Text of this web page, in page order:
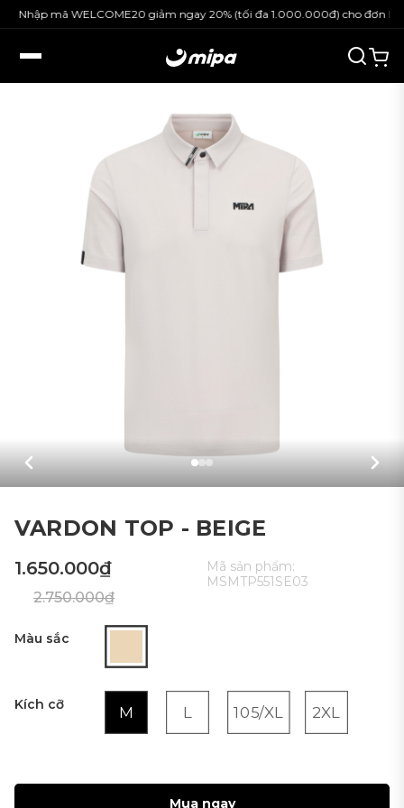
Nhập mã WELCOME20 giảm ngay 20% (tối đa 1.000.000đ) cho đơn
VARDON TOP - BEIGE
1.650.000₫
2.750.000₫
Mã sản phẩm:
MSMTP551SE03
Màu sắc
Kích cỡ M L 105/XL 2XL
Mua ngay